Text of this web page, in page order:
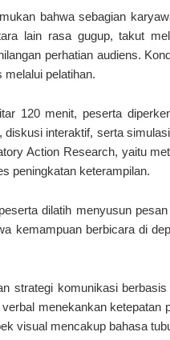
bahwa sebagian
lain rasa gugup, takut
perhatian audiens.
pelatihan.
120 menit, peserta
interaktif, serta
Action Research, yaitu
peningkatan keterampilan.
dilatih menyusun
kemampuan berbicara di
strategi komunikasi
menekankan
visual mencakup bahasa